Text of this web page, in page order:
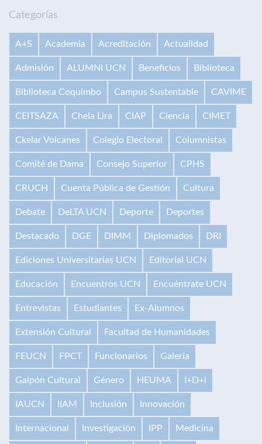
Categorías
A+S Academia Acreditación Actualidad
Admisión ALUMNI UCN Beneficios Biblioteca
Biblioteca Coquimbo Campus Sustentable CAVIME
CEITSAZA Chela Lira CIAP Ciencia CIMET
Ckelar Volcanes Colegio Electoral Columnistas
Comité de Dama Consejo Superior CPHS
CRUCH Cuenta Pública de Gestión Cultura
Debate DeLTA UCN Deporte Deportes
Destacado DGE DIMM Diplomados DRI
Ediciones Universitarias UCN Editorial UCN
Educación Encuentros UCN Encuéntrate UCN
Entrevistas Estudiantes Ex-Alumnos
Extensión Cultural Facultad de Humanidades
FEUCN FPCT Funcionarios Galería
Galpón Cultural Género HEUMA I+D+i
IAUCN IIAM Inclusión Innovación
Internacional Investigación IPP Medicina